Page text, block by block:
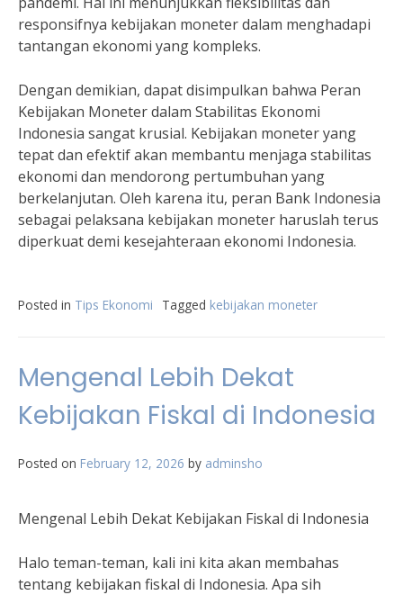
responsifnya kebijakan moneter dalam menghadapi
tantangan ekonomi yang kompleks.
Dengan demikian, dapat disimpulkan bahwa Peran
Kebijakan Moneter dalam Stabilitas Ekonomi
Indonesia sangat krusial. Kebijakan moneter yang
tepat dan efektif akan membantu menjaga stabilitas
ekonomi dan mendorong pertumbuhan yang
berkelanjutan. Oleh karena itu, peran Bank Indonesia
sebagai pelaksana kebijakan moneter haruslah terus
diperkuat demi kesejahteraan ekonomi Indonesia.
Posted in Tips Ekonomi Tagged kebijakan moneter
Mengenal Lebih Dekat
Kebijakan Fiskal di Indonesia
Posted on February 12, 2026 by adminsho
Mengenal Lebih Dekat Kebijakan Fiskal di Indonesia
Halo teman-teman, kali ini kita akan membahas
tentang kebijakan fiskal di Indonesia. Apa sih